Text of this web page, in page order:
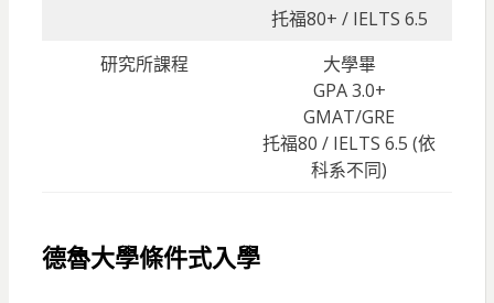
托福80+ / IELTS 6.5
研究所課程
大學畢
GPA 3.0+
GMAT/GRE
托福80 / IELTS 6.5 (依
科系不同)
德魯大學條件式入學